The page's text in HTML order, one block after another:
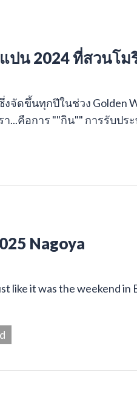
ปน 2024 ที่สวนโม
จัดขึ้นทุกปีในช่วง Golden
...คือการ ""กิน"" การรับปร
Nagoya
like it was the weekend in